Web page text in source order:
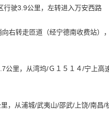
行驶3.9公里，左转进入万安西路
向右转走匝道（经宁德南收费站）
公里，从湾坞/Ｇ１５１４/宁上高
里，从浦城/武夷山/邵武/ 上饶/南昌/